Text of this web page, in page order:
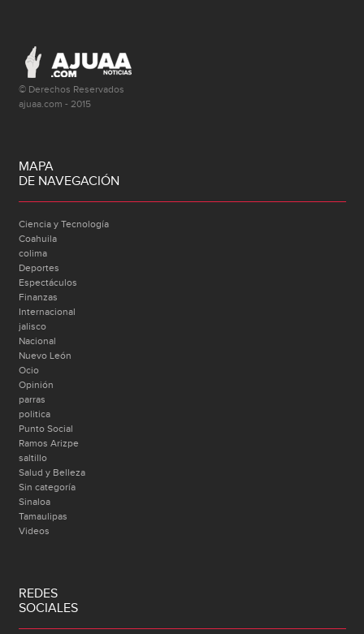
© Derechos Reservados
ajuaa.com - 2015
MAPA
DE NAVEGACIÓN
Ciencia y Tecnología
Coahuila
colima
Deportes
Espectáculos
Finanzas
Internacional
jalisco
Nacional
Nuevo León
Ocio
Opinión
parras
politica
Punto Social
Ramos Arizpe
saltillo
Salud y Belleza
Sin categoría
Sinaloa
Tamaulipas
Videos
REDES
SOCIALES